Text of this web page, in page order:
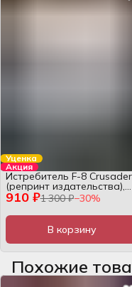
Уценка
Акция
910 ₽1 300 ₽−30%
Истребитель F-8 Crusader
(репринт издательства),
HOBBY MODEL №66, 1:33,
журнал
В корзину
Похожие